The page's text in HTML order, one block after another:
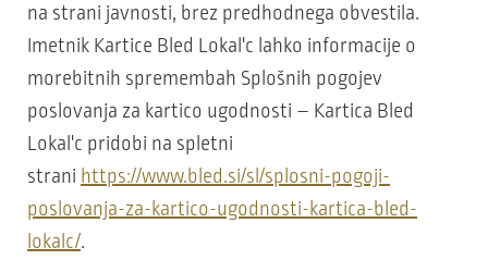
na strani javnosti, brez predhodnega obvestila.
Imetnik Kartice Bled Lokal'c lahko informacije o
morebitnih spremembah Splošnih pogojev
poslovanja za kartico ugodnosti – Kartica Bled
Lokal'c pridobi na spletni
strani https://www.bled.si/sl/splosni-pogoji-
poslovanja-za-kartico-ugodnosti-kartica-bled-
lokalc/.